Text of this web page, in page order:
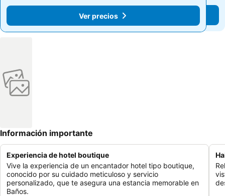
Ver precios
Ver precios
Información importante
Experiencia de hotel boutique
Vive la experiencia de un encantador hotel tipo boutique,
conocido por su cuidado meticuloso y servicio
personalizado, que te asegura una estancia memorable en
Baños.